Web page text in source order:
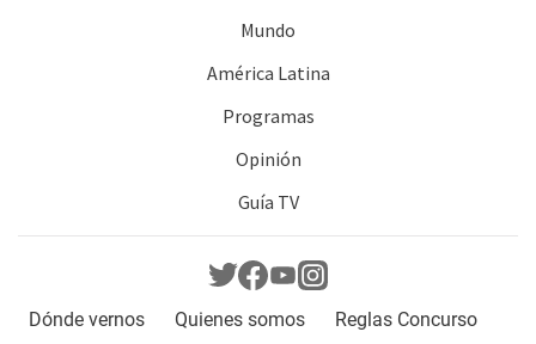
Mundo
América Latina
Programas
Opinión
Guía TV
Dónde vernos Quienes somos Reglas Concurso